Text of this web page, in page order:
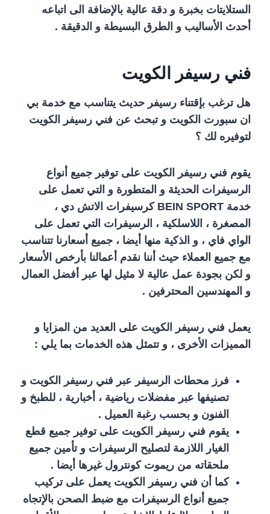
الستلايتات بخبرة و دقة عالية بالإضافة الى اتباعه
أحدث الأساليب و الطرق البسيطة و الدقيقة .
فني رسيفر الكويت
هل ترغب بإقتناء رسيفر حديث يتناسب مع خدمة بي
ان سبورت الكويت و تبحث عن فني رسيفر الكويت
لتوفيره لك ؟
يقوم فني رسيفر الكويت على توفير جميع أنواع
الرسيفرات الحديثة و المتطورة و التي تعمل على
خدمة BEIN SPORT كرسيفرات الاتش دي ،
المصغرة ، اللاسلكية ، الرسيفرات التي تعمل على
الواي فاي ، و الذكية منها أيضا ، جميع أسعارنا تتناسب
مع جميع العملاء حيث أننا نقدم أعمالنا بأرخص الأسعار
و لكن بجودة عمل عالية لا مثيل لها عبر أفضل العمال
و المهندسين المحترفين .
يعمل فني رسيفر الكويت على العديد من المزايا و
المميزات الأخرى ، و تتمثل هذه الخدمات بما يلي :
فرز محطات الرسيفر عبر فني رسيفر الكويت و
تصنيفها عبر مفضلات رياضية ، أخبارية ، للطبخ و
الفنون و بحسب رغبة العميل .
يقوم فني رسيفر الكويت على توفير جميع قطع
الغيار اللازمة لتصليح الرسيفرات و تأمين جميع
ملحقاته من ريموت كونترول غيرها أيضا .
كما أن فني رسيفر الكويت يعمل على تركيب
جميع أنواع الرسيفرات مع ضبط الصحن بالإتجاه